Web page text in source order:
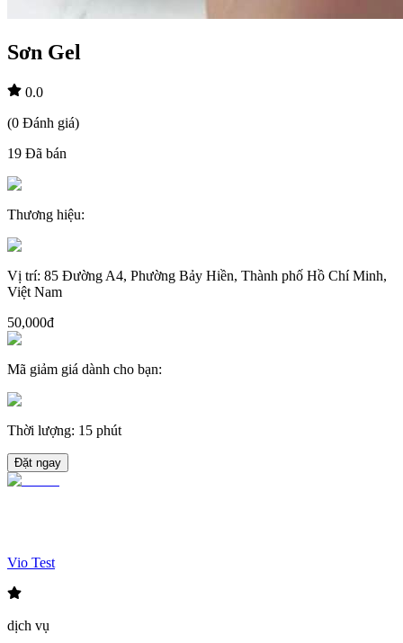
Sơn Gel
0.0
(0 Đánh giá)
19 Đã bán
Thương hiệu:
Vị trí: 85 Đường A4, Phường Bảy Hiền, Thành phố Hồ Chí Minh,
Việt Nam
50,000đ
Mã giảm giá dành cho bạn:
Thời lượng: 15 phút
Đặt ngay
Vio Test
dịch vụ